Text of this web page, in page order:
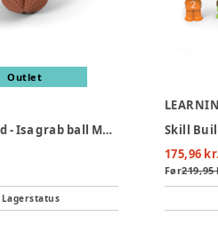
Outlet
Motorikbold - Isa grab ball Melon
Lagerstatus
175,96
Før219,95